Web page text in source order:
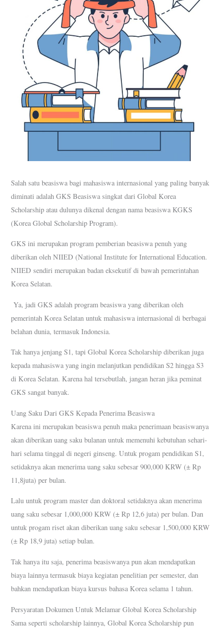
Salah satu beasiswa bagi mahasiswa internasional yang paling banyak
diminati adalah GKS Beasiswa singkat dari Global Korea
Scholarship atau dulunya dikenal dengan nama beasiswa KGKS
(Korea Global Scholarship Program).
GKS ini merupakan program pemberian beasiswa penuh yang
diberikan oleh NIIED (National Institute for International Education.
NIIED sendiri merupakan badan eksekutif di bawah pemerintahan
Korea Selatan.
Ya, jadi GKS adalah program beasiswa yang diberikan oleh
pemerintah Korea Selatan untuk mahasiswa internasional di berbagai
belahan dunia, termasuk Indonesia.
Tak hanya jenjang S1, tapi Global Korea Scholarship diberikan juga
kepada mahasiswa yang ingin melanjutkan pendidikan S2 hingga S3
di Korea Selatan. Karena hal tersebutlah, jangan heran jika peminat
GKS sangat banyak.
Uang Saku Dari GKS Kepada Penerima Beasiswa
Karena ini merupakan beasiswa penuh maka penerimaan beasiswanya
akan diberikan uang saku bulanan untuk memenuhi kebutuhan sehari-
hari selama tinggal di negeri ginseng. Untuk progam pendidikan S1,
setidaknya akan menerima uang saku sebesar 900,000 KRW (± Rp
11,8juta) per bulan.
Lalu untuk program master dan doktoral setidaknya akan menerima
uang saku sebesar 1,000,000 KRW (± Rp 12,6 juta) per bulan. Dan
untuk progam riset akan diberikan uang saku sebesar 1,500,000 KRW
(± Rp 18,9 juta) setiap bulan.
Tak hanya itu saja, penerima beasiswanya pun akan mendapatkan
biaya lainnya termasuk biaya kegiatan penelitian per semester, dan
bahkan mendapatkan biaya kursus bahasa Korea selama 1 tahun.
Persyaratan Dokumen Untuk Melamar Global Korea Scholarship
Sama seperti scholarship lainnya, Global Korea Scholarship pun